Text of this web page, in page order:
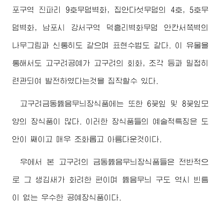
포구역 진파리 9호무덤벽화, 집안다섯무덤의 4호, 5호무
덤벽화, 남포시 강서구역 덕흥리벽화무덤 안칸서쪽벽의
나무그림과 신통히도 같으며 표현수법도 같다. 이 유물을
통해서도 고구려공예가 고구려의 회화, 조각 등과 밀접히
련관되여 발전하였다는것을 짐작할수 있다.
고구려금동뚫음무늬장식품에는 또한 6꽃잎 및 8꽃잎모
양의 장식품이 많다. 이러한 장식품들의 예술적특징은 도
안이 째이고 매우 조화롭고 아름다운것이다.
우에서 본 고구려의 금동뚫음무늬장식품들은 전반적으
로 그 생김새가 화려한 편이며 뚫음무늬 구도 역시 빈틈
이 없는 우수한 공예장식품이다.